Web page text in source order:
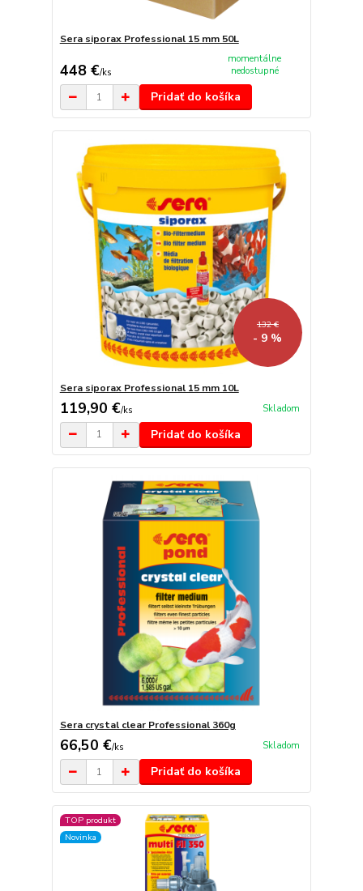
Sera siporax Professional 15 mm 50L
448 €/ks
momentálne
nedostupné
Pridať do košíka
132 €
- 9 %
Sera siporax Professional 15 mm 10L
119,90 €/ks Skladom
Pridať do košíka
Sera crystal clear Professional 360g
66,50 €/ks Skladom
Pridať do košíka
TOP produkt
Novinka